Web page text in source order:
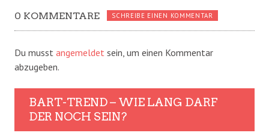
0 KOMMENTARE SCHREIBE EINEN KOMMENTAR
Du musst angemeldet sein, um einen Kommentar
abzugeben.
BART-TREND – WIE LANG DARF
DER NOCH SEIN?